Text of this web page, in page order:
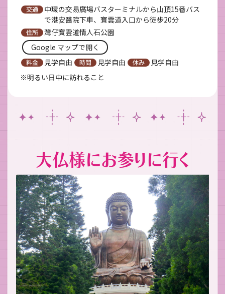
中環の交易廣場バスターミナルから山頂15番バス
で港安醫院下車、寶雲道入口から徒歩20分
灣仔寶雲道情人石公園
Google マップで開く
見学自由
見学自由
見学自由
※明るい日中に訪れること